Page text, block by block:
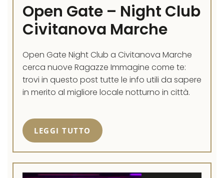
Open Gate – Night Club
Civitanova Marche
Open Gate Night Club a Civitanova Marche
cerca nuove Ragazze Immagine come te:
trovi in questo post tutte le info utili da sapere
in merito al migliore locale notturno in città.
LEGGI TUTTO